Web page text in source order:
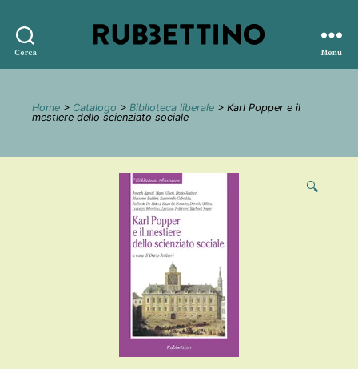
Cerca
editore
Menu
Home > Catalogo > Biblioteca liberale > Karl Popper e il
mestiere dello scienziato sociale
🔍